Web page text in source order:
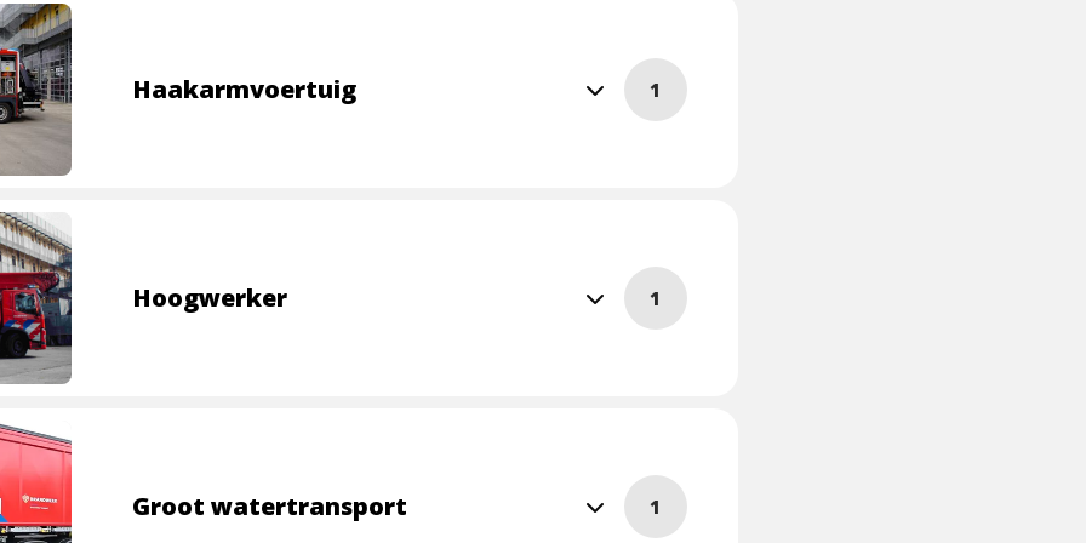
Haakarmvoertuig
Lees
meer
1
Hoogwerker
Lees
meer
1
Groot watertransport
Lees
meer
1